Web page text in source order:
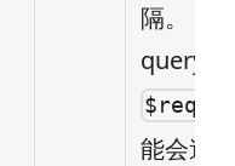
隔。 注
query，
能会造